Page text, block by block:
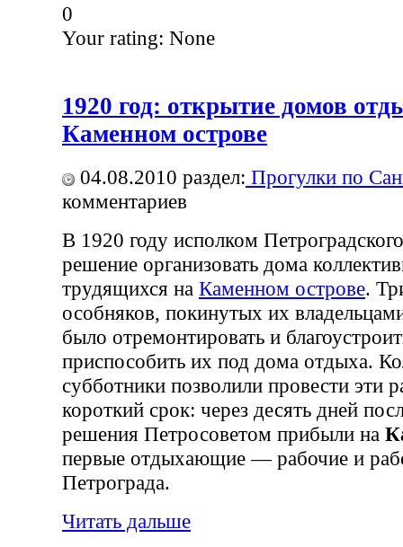
0
Your rating: None
1920 год: открытие домов
Каменном острове
04.08.2010 раздел: Прогулки по
комментариев
В 1920 году исполком
решение организовать дома
трудящихся на Каменном острове.
особняков, покинутых их
было отремонтировать и
приспособить их под дома отдыха.
субботники позволили провести эти
короткий срок: через десять дней
решения Петросоветом прибыли на
первые отдыхающие — рабочие и
Петрограда.
Читать дальше